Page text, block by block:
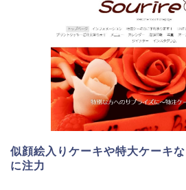
似顔絵入りケーキや特大ケーキ
に注力